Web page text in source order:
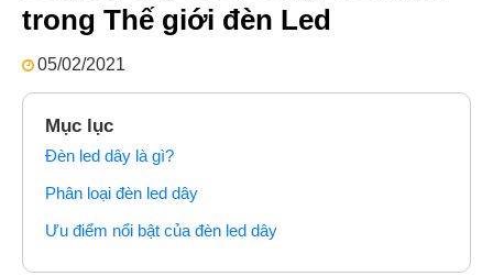
trong Thế giới đèn Led
05/02/2021
Mục lục
Đèn led dây là gì?
Phân loại đèn led dây
Ưu điểm nổi bật của đèn led dây